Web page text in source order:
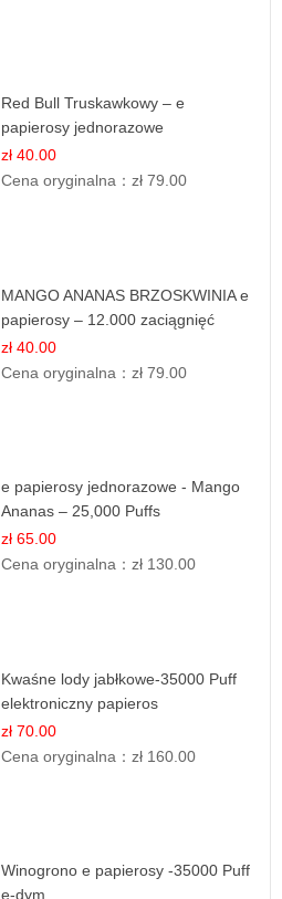
Red Bull Truskawkowy – e
papierosy jednorazowe
zł 40.00
Cena oryginalna：zł 79.00
MANGO ANANAS BRZOSKWINIA e
papierosy – 12.000 zaciągnięć
zł 40.00
Cena oryginalna：zł 79.00
e papierosy jednorazowe - Mango
Ananas – 25,000 Puffs
zł 65.00
Cena oryginalna：zł 130.00
Kwaśne lody jabłkowe-35000 Puff
elektroniczny papieros
zł 70.00
Cena oryginalna：zł 160.00
Winogrono e papierosy -35000 Puff
e-dym